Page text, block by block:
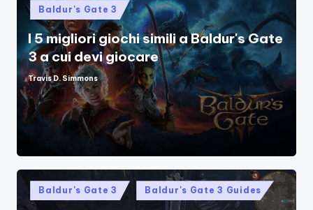
Posted
in
Baldur's Gate 3
I 5 migliori giochi simili a Baldur's Gate
3 a cui devi giocare
Posted
by
Travis D. Simmons
Posted
in
Baldur's Gate 3 Baldur's Gate 3 Guides